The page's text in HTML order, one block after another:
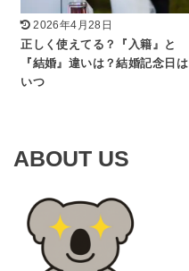
2026年4月28日
正しく使えてる？『入籍』と
『結婚』違いは？結婚記念日は
いつ
ABOUT US